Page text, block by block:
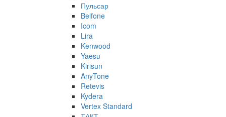
Пульсар
Belfone
Icom
Lira
Kenwood
Yaesu
Kirisun
AnyTone
Retevis
Kydera
Vertex Standard